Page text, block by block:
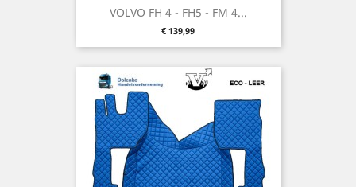
VOLVO FH 4 - FH5 - FM 4...
Preis
€ 139,99